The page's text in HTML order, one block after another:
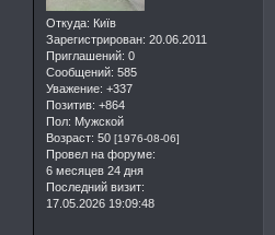
Откуда: Київ
Зарегистрирован: 20.06.2011
Приглашений: 0
Сообщений: 585
Уважение: +337
Позитив: +864
Пол: Мужской
Возраст: 50 [1976-08-06]
Провел на форуме:
6 месяцев 24 дня
Последний визит:
17.05.2026 19:09:48